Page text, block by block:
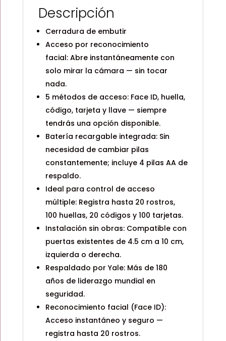
Descripción
Cerradura de embutir
Acceso por reconocimiento
facial: Abre instantáneamente con
solo mirar la cámara — sin tocar
nada.
5 métodos de acceso: Face ID, huella,
código, tarjeta y llave — siempre
tendrás una opción disponible.
Batería recargable integrada: Sin
necesidad de cambiar pilas
constantemente; incluye 4 pilas AA de
respaldo.
Ideal para control de acceso
múltiple: Registra hasta 20 rostros,
100 huellas, 20 códigos y 100 tarjetas.
Instalación sin obras: Compatible con
puertas existentes de 4.5 cm a 10 cm,
izquierda o derecha.
Respaldado por Yale: Más de 180
años de liderazgo mundial en
seguridad.
Reconocimiento facial (Face ID):
Acceso instantáneo y seguro —
registra hasta 20 rostros.